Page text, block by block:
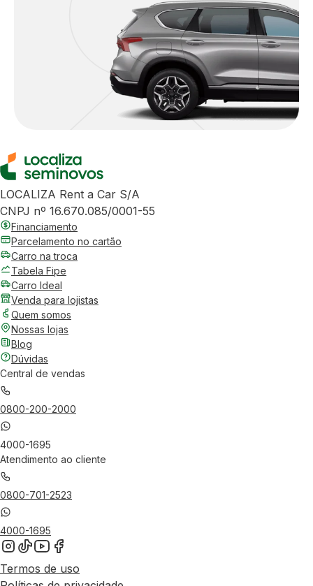
LOCALIZA Rent a Car S/A
CNPJ nº 16.670.085/0001-55
Financiamento
Parcelamento no cartão
Carro na troca
Tabela Fipe
Carro Ideal
Venda para lojistas
Quem somos
Nossas lojas
Blog
Dúvidas
Central de vendas
0800-200-2000
4000-1695
Atendimento ao cliente
0800-701-2523
4000-1695
Termos de uso